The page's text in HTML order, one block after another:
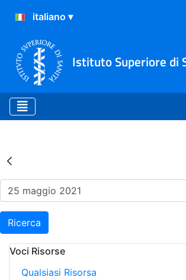
Istituto Superiore di
Risultati della
Ricerca
Voci Risorse
Qualsiasi Risorsa